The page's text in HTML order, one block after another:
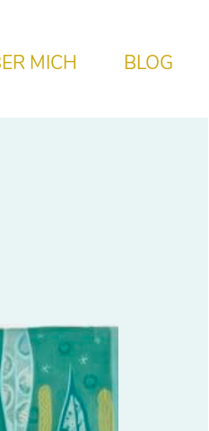
MICH BLOG